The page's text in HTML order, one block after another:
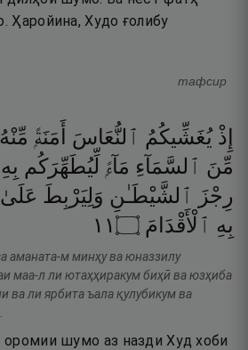
Ҳаройина, Худо ғолибу
тафсир
إِذْ يُغَشِّيكُمُ ٱلنُّعَاسَ أَمَنَةًۭ مِّنْهُ
مِّنَ ٱلسَّمَآءِ مَآءًۭ لِّيُطَهِّرَكُم
رِجْزَ ٱلشَّيْطَـٰنِ وَلِيَرْبِطَ عَلَىٰ
بِهِ ٱلْأَقْدَامَ ۝١١
аманата-м минҳу ва юназзилу
маа-л ли ютаҳҳиракум биҳӣ ва юзҳиба
ва ли ярбита ъала қулубикум ва
оромии шумо аз назди Худ хоби